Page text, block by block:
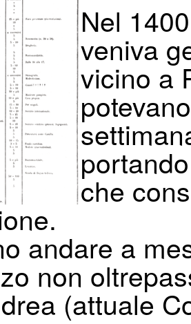
Nel
veniva
vicino a
che
andare a
non
(attuale